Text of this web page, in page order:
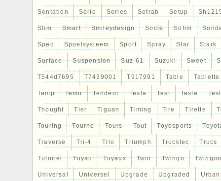
Sentation Série Series Setrab Setup
Slim Smart Smileydesign Socle Sofim
Spec Spoelsysteem Sport Spray Star Stark
Surface Suspension Suz-61 Suzuki Sweet
T544d7695 T7439001 T917991 Table Tablette
Temp Temu Tendeur Tesla Test Teste
Thought Tier Tiguan Timing Tire Tirette
Touring Tourne Tours Tout Toyosports
Traverse Tri-4 Trio Triumph Trucktec Trucs
Tutoriel Tuyau Tuyaux Twin Twingo
Universal Universel Upgrade Upgraded Urban